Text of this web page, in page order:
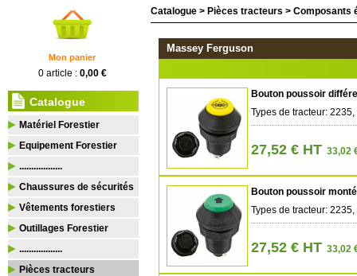
Mon panier
0 article : 0,00 €
Catalogue
Matériel Forestier
Equipement Forestier
..................
Chaussures de sécurités
Vêtements forestiers
Outillages Forestier
..................
Pièces tracteurs
Catalogue > Pièces tracteurs > Composants
Massey Ferguson
Bouton poussoir
Types de tracteur:
27,52 € HT 33,02
Bouton poussoir
Types de tracteur:
27,52 € HT 33,02